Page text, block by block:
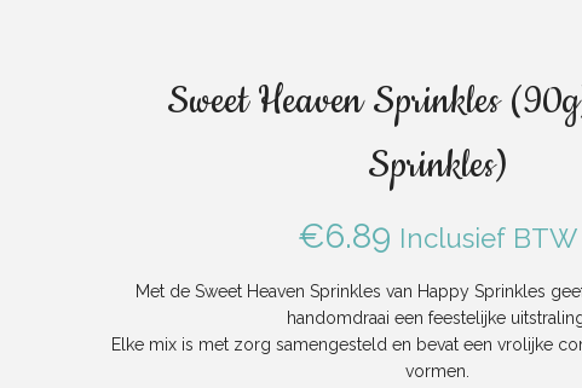
Sweet Heaven Sprinkles
Sprinkles)
€6.89 Inclusief BTW
Met de Sweet Heaven Sprinkles van Happy Sprinkles
handomdraai een feestelijke
Elke mix is met zorg samengesteld en bevat een vrolijke
vormen.